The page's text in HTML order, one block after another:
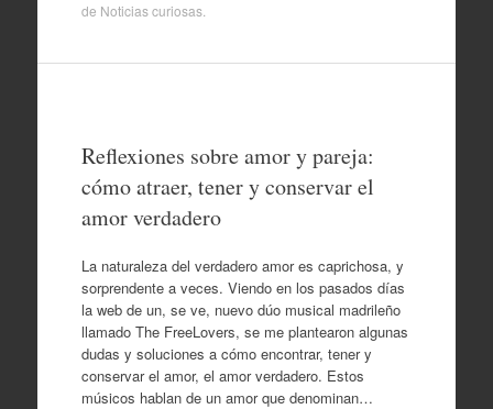
de Noticias curiosas.
Reflexiones sobre amor y pareja:
cómo atraer, tener y conservar el
amor verdadero
La naturaleza del verdadero amor es caprichosa, y
sorprendente a veces. Viendo en los pasados días
la web de un, se ve, nuevo dúo musical madrileño
llamado The FreeLovers, se me plantearon algunas
dudas y soluciones a cómo encontrar, tener y
conservar el amor, el amor verdadero. Estos
músicos hablan de un amor que denominan…